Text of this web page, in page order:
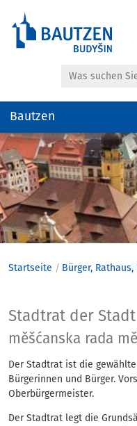
der
Seite
anspringen
Suche
Bautzen
Startseite Bürger,
Stadtrat
Stadtrat der
měšćanska rada
Der Stadtrat ist die
Bürgerinnen und Bürger.
Oberbürgermeister.
Der Stadtrat legt die